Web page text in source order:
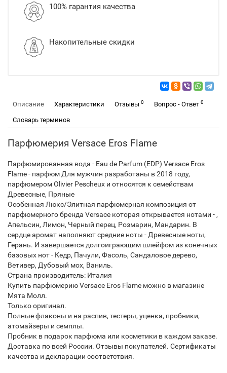
100% гарантия качества
Накопительные скидки
Описание Характеристики Отзывы 0 Вопрос - Ответ 0
Словарь терминов
Парфюмерия Versace Eros Flame
Парфюмированная вода - Eau de Parfum (EDP) Versace Eros
Flame - парфюм Для мужчин разработаны в 2018 году,
парфюмером Olivier Pescheux и относятся к семействам
Древесные, Пряные
Особенная Люкс/Элитная парфюмерная композиция от
парфюмерного бренда Versace которая открывается нотами - ,
Апельсин, Лимон, Черный перец, Розмарин, Мандарин. В
сердце аромат наполняют средние ноты - Древесные ноты,
Герань. И завершается долгоиграющим шлейфом из конечных
базовых нот - Кедр, Пачули, Фасоль, Сандаловое дерево,
Ветивер, Дубовый мох, Ваниль.
Страна производитель: Италия
Купить парфюмерию Versace Eros Flame можно в магазине
Мята Молл.
Только оригинал.
Полные флаконы и на распив, тестеры, уценка, пробники,
атомайзеры и семплы.
Пробник в подарок парфюма или косметики в каждом заказе.
Доставка по всей России. Отзывы покупателей. Сертификаты
качества и декларации соответствия.